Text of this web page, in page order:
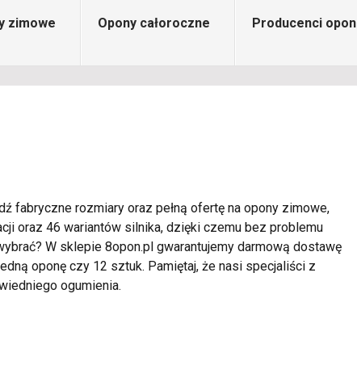
zimowe Opony całoroczne Producenci opon
fabryczne rozmiary oraz pełną ofertę na opony zimowe,
oraz 46 wariantów silnika, dzięki czemu bez problemu
W sklepie 8opon.pl gwarantujemy darmową dostawę
oponę czy 12 sztuk. Pamiętaj, że nasi specjaliści z
ogumienia.